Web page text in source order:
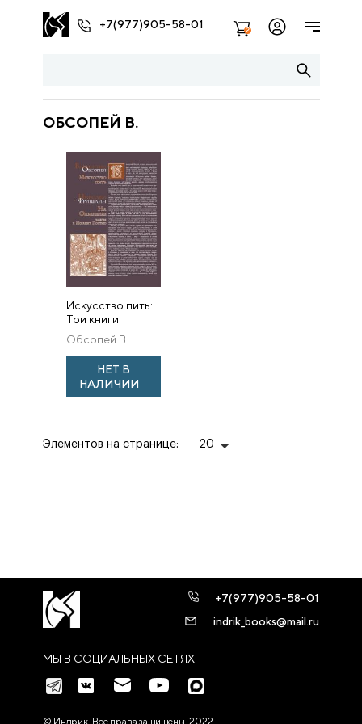
+7(977)905-58-01 2
ОБСОПЕЙ В.
Искусство пить:
Три книги.
Никодем
Фришлин. На
Опьянение:
Элегия Иоганну
Постию
Обсопей В.
НЕТ В
НАЛИЧИИ
Элементов на странице: 20
МЫ В СОЦИАЛЬНЫХ СЕТЯХ
+7(977)905-58-01
indrik_books@mail.ru
© Индрик. Все права защищены, 2022